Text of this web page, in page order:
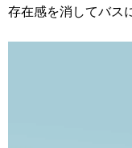
存在感を消してバス